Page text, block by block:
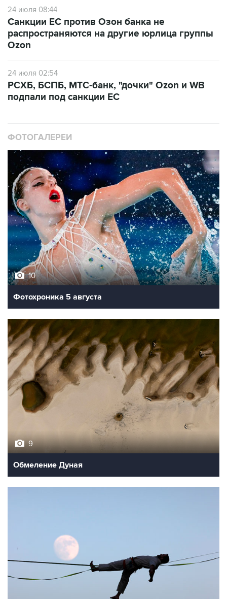
24 июля 08:44
Санкции ЕС против Озон банка не
распространяются на другие юрлица группы
Ozon
24 июля 02:54
РСХБ, БСПБ, МТС-банк, "дочки" Ozon и WB
подпали под санкции ЕС
ФОТОГАЛЕРЕИ
10
Фотохроника 5 августа
9
Обмеление Дуная